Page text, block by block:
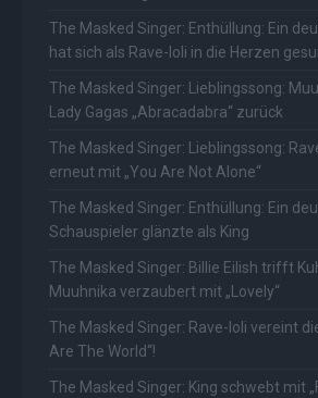
The Masked Singer: Enthüllung: Ein
hat sich als Rave-Ioli in die Herzen
The Masked Singer: Lieblingssong:
Lady Gagas „Abracadabra“ zurück
The Masked Singer: Lieblingssong:
erneut mit „You Are Not Alone“
The Masked Singer: Enthüllung: Ein
Schauspieler glänzte als King
The Masked Singer: Billie Eilish trifft
Muuhnika verzaubert mit „Lovely“
The Masked Singer: Rave-Ioli vereint
Are The World“!
The Masked Singer: King schwebt mit